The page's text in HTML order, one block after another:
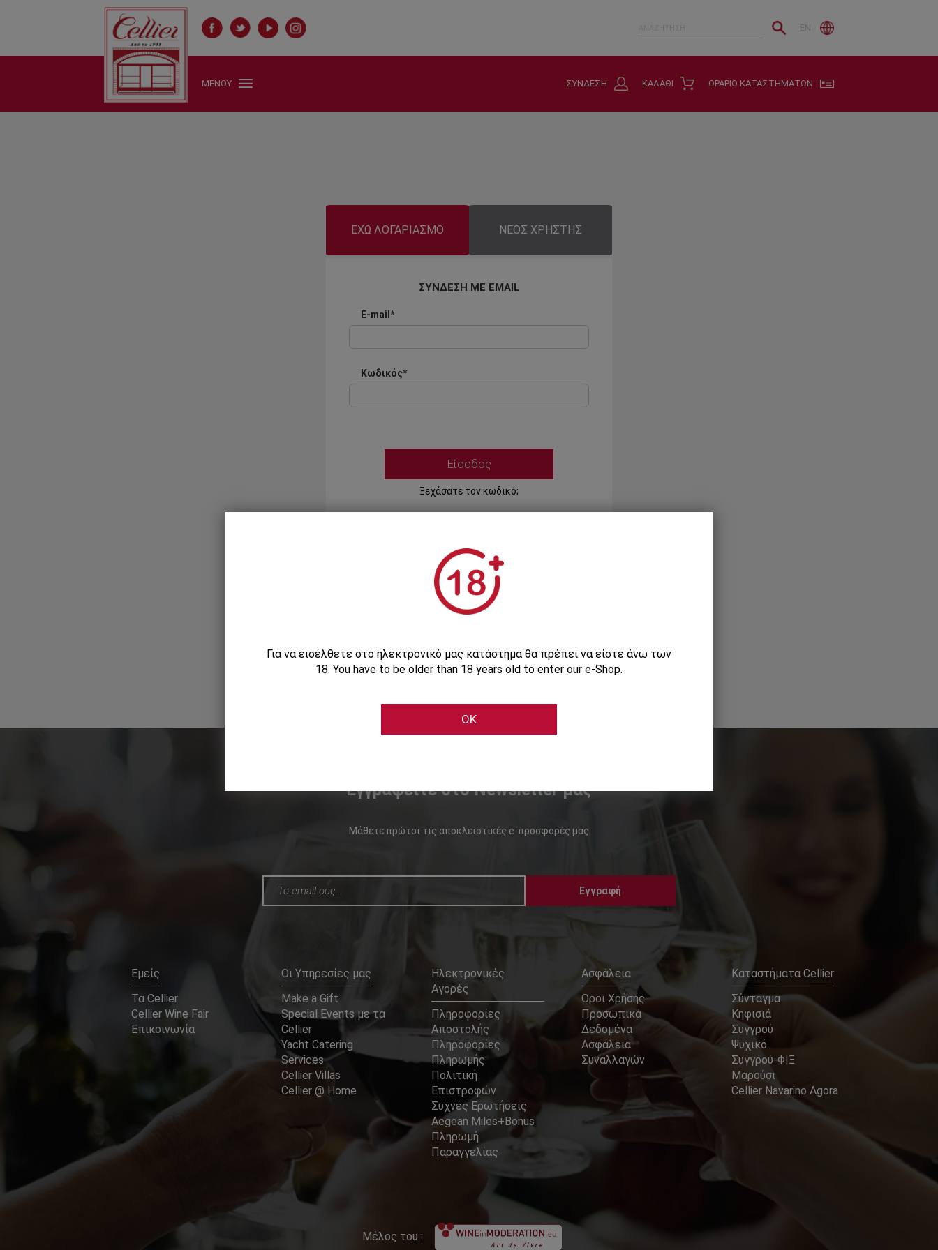
EN
ΜΕΝΟΥ ΩΡΑΡΙΟ ΚΑΤΑΣΤΗΜΑΤΩΝ
ΚΑΛΑΘΙ
ΣΥΝΔΕΣΗ
ΕΧΩ ΛΟΓΑΡΙΑΣΜΟ ΝΕΟΣ ΧΡΗΣΤΗΣ
ΣΥΝΔΕΣΗ ΜΕ EMAIL
E-mail*
Κωδικός*
Ξεχάσατε τον κωδικό;
ΣΥΝΔΕΣΗ ΜΕ ...
Εγγραφείτε στο Newsletter μας
Μάθετε πρώτοι τις αποκλειστικές e-προσφορές μας
Εγγραφή
Εμείς
Τα Cellier
Cellier Wine Fair
Επικοινωνία
Οι Υπηρεσίες μας
Make a Gift
Special Events με τα
Cellier
Yacht Catering
Services
Cellier Villas
Cellier @ Home
Ηλεκτρονικές
Αγορές
Πληροφορίες
Αποστολής
Πληροφορίες
Πληρωμής
Πολιτική
Επιστροφών
Συχνές Ερωτήσεις
Aegean Miles+Bonus
Πληρωμή
Παραγγελίας
Ασφάλεια
Οροι Χρήσης
Προσωπικά
Δεδομένα
Ασφάλεια
Συναλλαγών
Καταστήματα Cellier
Σύνταγμα
Κηφισιά
Συγγρού
Ψυχικό
Συγγρού-ΦΙΞ
Μαρούσι
Cellier Navarino Agora
Μέλος του :
Για να εισέλθετε στο ηλεκτρονικό μας κατάστημα θα πρέπει να είστε άνω των
18. You have to be older than 18 years old to enter our e-Shop.
OK